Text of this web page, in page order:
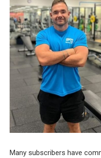
Many subscribers have